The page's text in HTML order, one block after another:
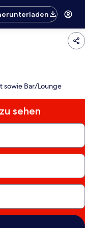
sowie Bar/Lounge
sehen